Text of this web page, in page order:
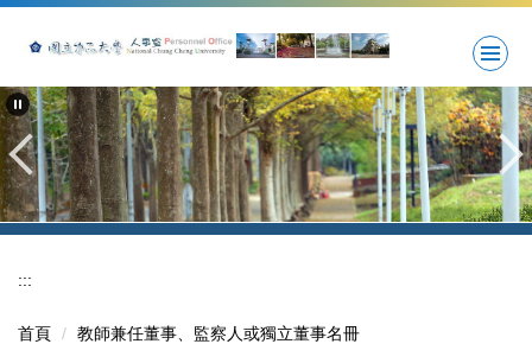
要
內
容
區
:::
首頁 教師兼任董事、監察人或獨立董事名冊